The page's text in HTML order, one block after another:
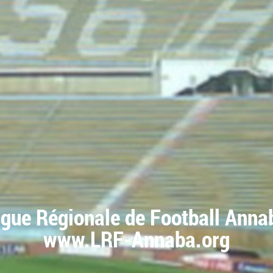
Régionale de Football
www.LRF-Annaba.org